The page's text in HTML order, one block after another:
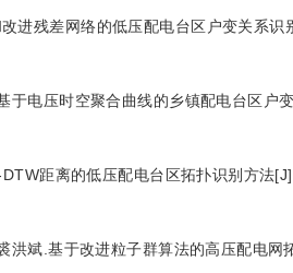
进残差网络的低压配电台区户变关系
于电压时空聚合曲线的乡镇配电台区户
距离的低压配电台区拓扑识别方法
洪斌.基于改进粒子群算法的高压配电网